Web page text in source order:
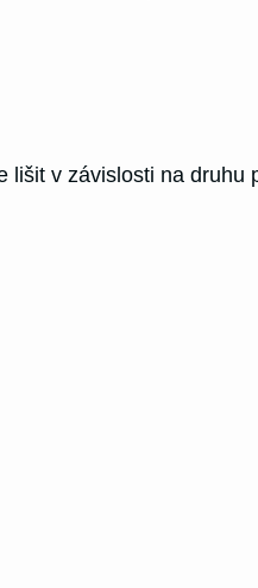
lišit v závislosti na druhu